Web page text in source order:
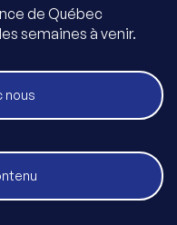
de Québec
semaines à venir.
nous